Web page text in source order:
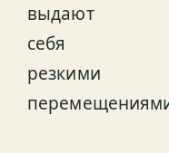
выдают
себя
резкими